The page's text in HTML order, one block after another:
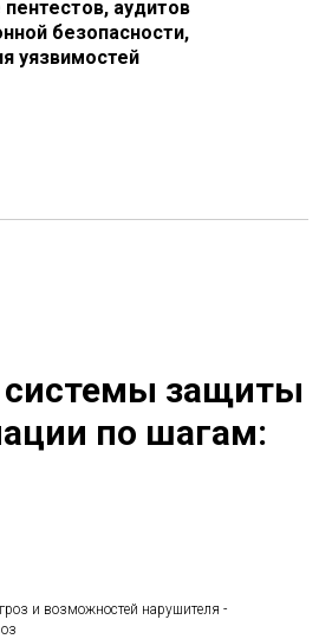
аудитов
безопасности,
уязвимостей
системы защиты
по шагам:
и возможностей нарушителя -